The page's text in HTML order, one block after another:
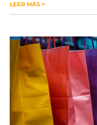
LEER MÁS >